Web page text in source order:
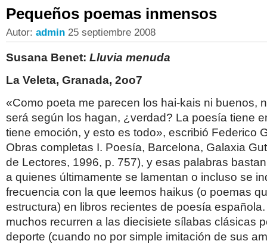
Pequeños poemas inmensos
Autor: admin 25 septiembre 2008
Susana Benet: Lluvia menuda
La Veleta, Granada, 2oo7
«Como poeta me parecen los hai-kais ni buenos,
será según los hagan, ¿verdad? La poesía tiene
tiene emoción, y esto es todo», escribió Federico
Obras completas I. Poesía, Barcelona, Galaxia
de Lectores, 1996, p. 757), y esas palabras
a quienes últimamente se lamentan o incluso se
frecuencia con la que leemos haikus (o poemas
estructura) en libros recientes de poesía
muchos recurren a las diecisiete sílabas clásicas
deporte (cuando no por simple imitación de sus